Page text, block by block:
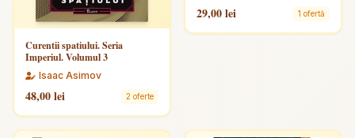
Curentii spatiului. Seria
Imperiul. Volumul 3
Isaac Asimov
48,00 lei 2 oferte
29,00 lei 1 ofertă